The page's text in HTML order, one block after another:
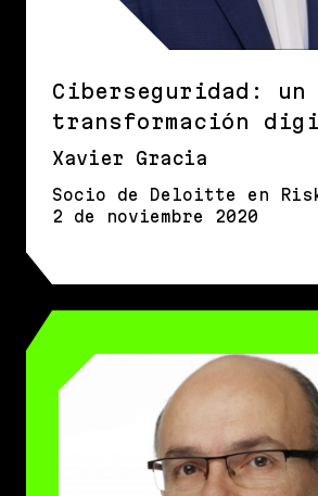
Ciberseguridad: un
transformación
Xavier Gracia
Socio de Deloitte en
2 de noviembre 2020